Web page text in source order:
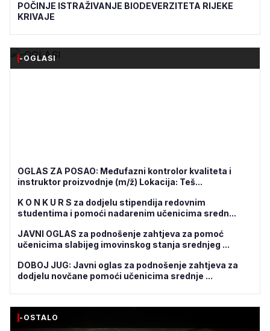
POČINJE ISTRAŽIVANJE BIODEVERZITETA RIJEKE
KRIVAJE
-OGLASI
OGLAS ZA POSAO: Međufazni kontrolor kvaliteta i
instruktor proizvodnje (m/ž) Lokacija: Teš...
K O N K U R S za dodjelu stipendija redovnim
studentima i pomoći nadarenim učenicima sredn...
JAVNI OGLAS za podnošenje zahtjeva za pomoć
učenicima slabijeg imovinskog stanja srednjeg ...
DOBOJ JUG: Javni oglas za podnošenje zahtjeva za
dodjelu novčane pomoći učenicima srednje ...
-OSTALO